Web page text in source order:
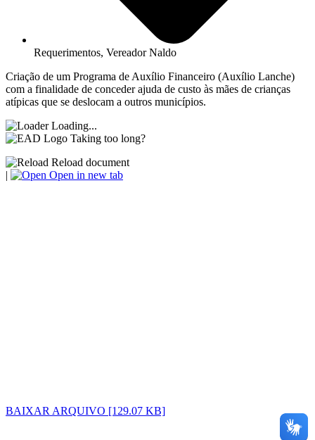
Requerimentos, Vereador Naldo
Criação de um Programa de Auxílio Financeiro (Auxílio Lanche)
com a finalidade de conceder ajuda de custo às mães de crianças
atípicas que se deslocam a outros municípios.
Loading...
Taking too long?
Reload document
|
Open in new tab
BAIXAR ARQUIVO [129.07 KB]